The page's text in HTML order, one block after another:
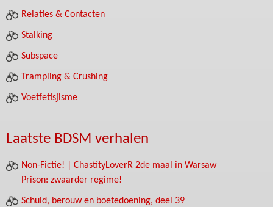
Relaties & Contacten
Stalking
Subspace
Trampling & Crushing
Voetfetisjisme
Laatste BDSM verhalen
Non-Fictie! | ChastityLoverR 2de maal in Warsaw
Prison: zwaarder regime!
Schuld, berouw en boetedoening, deel 39